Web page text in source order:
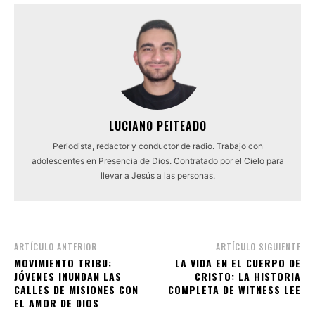
LUCIANO PEITEADO
Periodista, redactor y conductor de radio. Trabajo con
adolescentes en Presencia de Dios. Contratado por el Cielo para
llevar a Jesús a las personas.
ARTÍCULO ANTERIOR
MOVIMIENTO TRIBU:
JÓVENES INUNDAN LAS
CALLES DE MISIONES CON
EL AMOR DE DIOS
ARTÍCULO SIGUIENTE
LA VIDA EN EL CUERPO DE
CRISTO: LA HISTORIA
COMPLETA DE WITNESS LEE